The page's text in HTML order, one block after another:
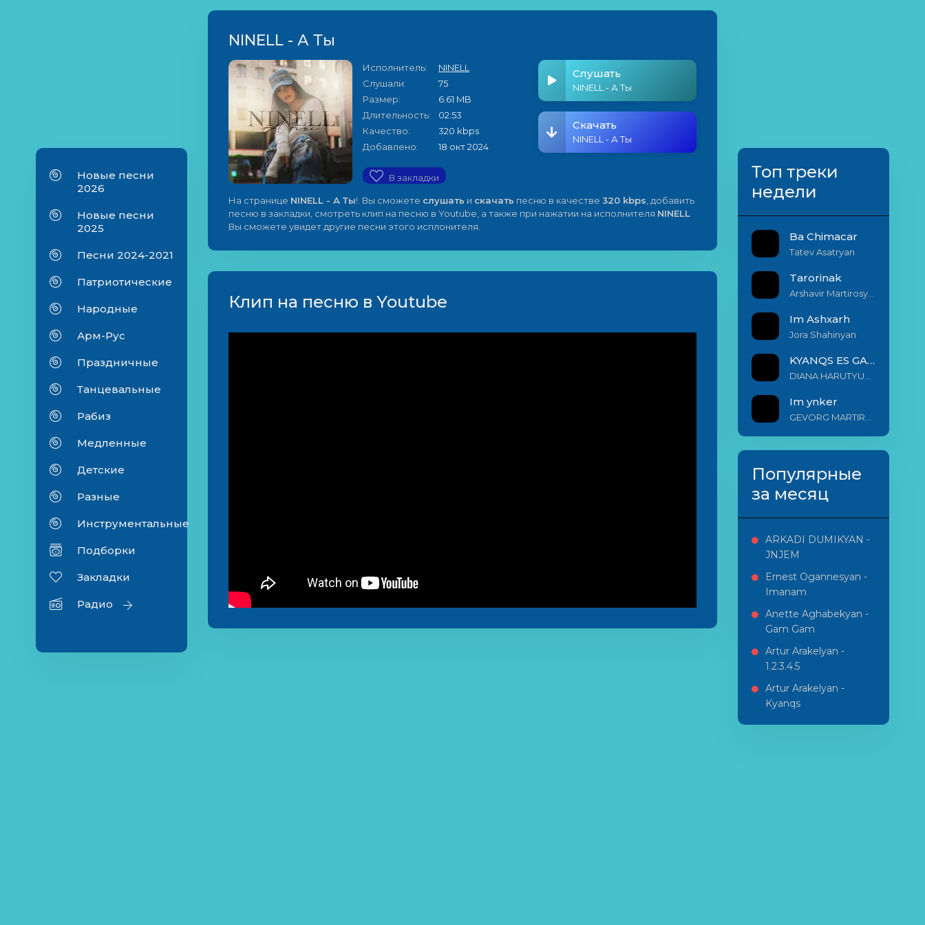
Новые песни
2026
Новые песни
2025
Песни 2024-2021
Патриотические
Народные
Арм-Рус
Праздничные
Танцевальные
Рабиз
Медленные
Детские
Разные
Инструментальные
Подборки
Закладки
Радио
NINELL - А Ты
Исполнитель:
NINELL
Слушали:
75
Размер:
6.61 MB
Длительность:
02:53
Качество:
320 kbps
Добавлено:
18 окт 2024
В закладки
Слушать
NINELL - А Ты
Скачать
NINELL - А Ты
На странице NINELL - А Ты!. Вы сможете слушать и скачать песню в качестве 320 kbps , добавить
песню в закладки, смотреть клип на песню в Youtube, а также при нажатии на исполнителя NINELL
Вы сможете увидет другие песни этого исплонителя.
Клип на песню в Youtube
Топ треки
недели
Ba Chimacar
Tatev Asatryan
Tarorinak
Im Ashxarh
Jora Shahinyan
KYANQS ES GALIS EM
Im ynker
Популярные
за месяц
ARKADI DUMIKYAN -
JNJEM
Ernest Ogannesyan -
Imanam
Anette Aghabekyan -
Gam Gam
Artur Arakelyan -
1.2.3.4.5
Artur Arakelyan -
Kyanqs